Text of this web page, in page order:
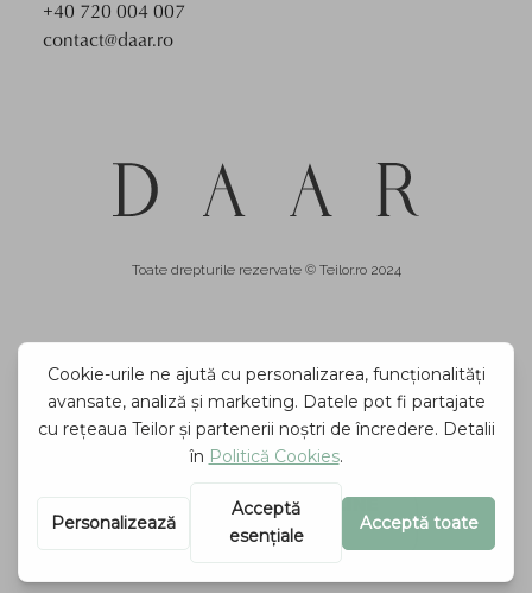
+40 720 004 007
contact@daar.ro
Toate drepturile rezervate © Teilor.ro 2024